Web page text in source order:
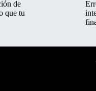
de
que tu